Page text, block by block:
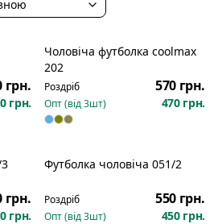
грн.
грн.
Чоловіча футболка coolmax
202
Роздріб 570 грн.
Опт (від3шт) 470 грн.
грн.
грн.
Футболка чоловіча 051/2
Роздріб 550 грн.
Опт (від3шт) 450 грн.